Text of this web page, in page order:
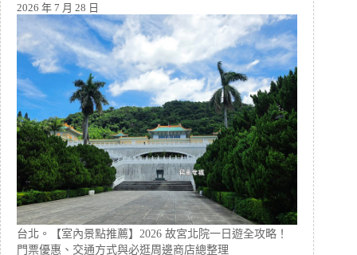
2026 年 7 月 28 日
台北。【室內景點推薦】2026 故宮北院一日遊全攻略！
門票優惠、交通方式與必逛周邊商店總整理